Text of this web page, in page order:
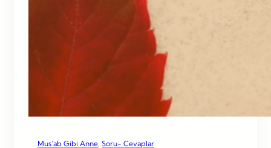
Mus’ab Gibi Anne Soru- Cevaplar